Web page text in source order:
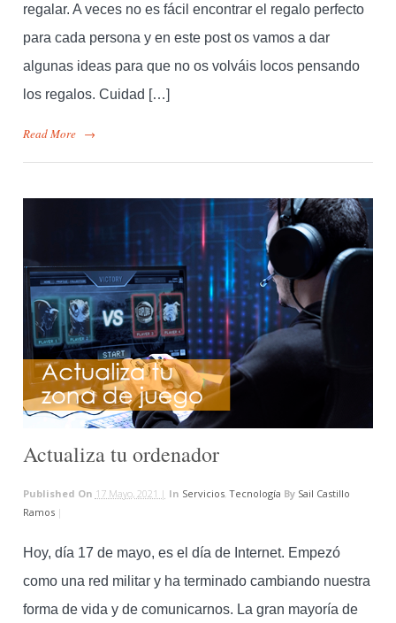
regalar. A veces no es fácil encontrar el regalo perfecto
para cada persona y en este post os vamos a dar
algunas ideas para que no os volváis locos pensando
los regalos. Cuidad […]
Read More →
Actualiza tu ordenador
Published On 17 Mayo, 2021 | In Servicios, Tecnología By Sail Castillo
Ramos|
Hoy, día 17 de mayo, es el día de Internet. Empezó
como una red militar y ha terminado cambiando nuestra
forma de vida y de comunicarnos. La gran mayoría de